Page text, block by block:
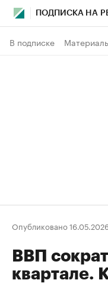
ПОДПИСКА НА
В подписке
Опубликовано
ВВП
квартале.